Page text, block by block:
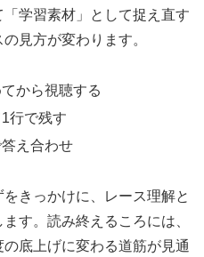
学習素材」として捉え直す
見方が変わります。
から視聴する
行で残す
え合わせ
きっかけに、レース理解と
す。読み終えるころには、
底上げに変わる道筋が見通